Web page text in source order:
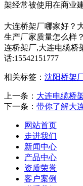
架经常被使用在商业
大连桥架厂哪家好？
生产厂家质量怎么样
连桥架厂,大连电缆桥
话:15542151777
相关标签： 沈阳桥架
上一条： 大连电缆桥
下一条： 带你了解大
网站首页
走进我们
新闻中心
产品中心
资质荣誉
客户案例